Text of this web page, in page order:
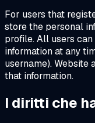
For users that
store the personal
profile. All users
information at any
username). Website
that information.
I diritti che